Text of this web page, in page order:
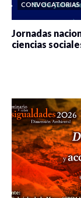
CONVOCATORIAS
Jornadas
ciencias